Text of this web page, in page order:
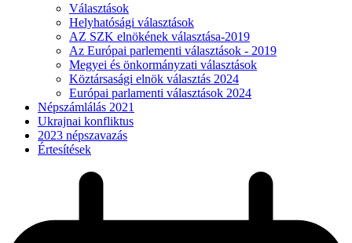
Választások
Helyhatósági választások
AZ SZK elnökének választása-2019
Az Európai parlementi választások - 2019
Megyei és önkormányzati választások
Köztársasági elnök választás 2024
Európai parlamenti választások 2024
Népszámlálás 2021
Ukrajnai konfliktus
2023 népszavazás
Értesítések